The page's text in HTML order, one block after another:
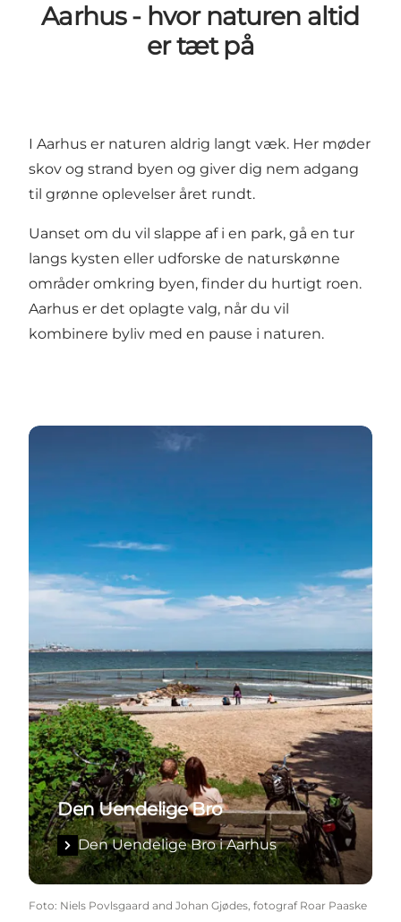
Aarhus - hvor naturen altid
er tæt på
I Aarhus er naturen aldrig langt væk. Her møder
skov og strand byen og giver dig nem adgang
til grønne oplevelser året rundt.
Uanset om du vil slappe af i en park, gå en tur
langs kysten eller udforske de naturskønne
områder omkring byen, finder du hurtigt roen.
Aarhus er det oplagte valg, når du vil
kombinere byliv med en pause i naturen.
Den Uendelige Bro i Aarhus
Den Uendelige Bro
Den Uendelige Bro i Aarhus
Foto: Niels Povlsgaard and Johan Gjødes, fotograf Roar Paaske